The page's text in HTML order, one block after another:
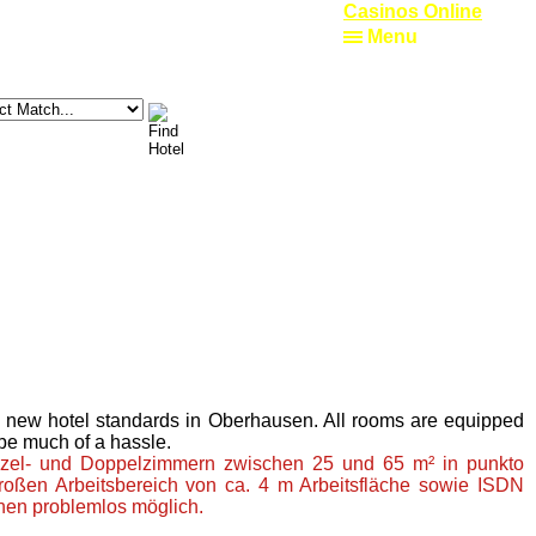
Casinos Online
hotel standards in Oberhausen. All rooms are equipped
much of a hassle.
und Doppelzimmern zwischen 25 und 65 m² in punkto
Arbeitsbereich von ca. 4 m Arbeitsfläche sowie ISDN
problemlos möglich.
Menu